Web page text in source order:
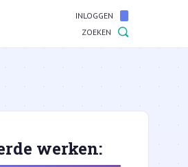
INLOGGEN
ZOEKEN
werken: